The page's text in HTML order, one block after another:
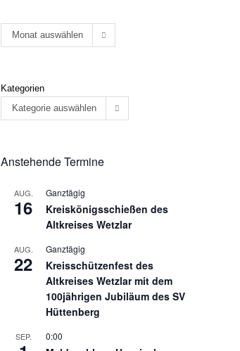
Monat auswählen
Kategorien
Kategorie auswählen
Anstehende Termine
AUG.
16
Ganztägig
Kreiskönigsschießen des
Altkreises Wetzlar
AUG.
22
Ganztägig
Kreisschützenfest des
Altkreises Wetzlar mit dem
100jährigen Jubiläum des SV
Hüttenberg
SEP. 0:00